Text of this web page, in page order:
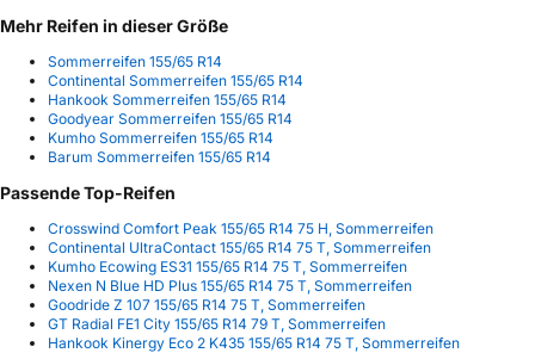
Mehr Reifen in dieser Größe
Sommerreifen 155/65 R14
Continental Sommerreifen 155/65 R14
Hankook Sommerreifen 155/65 R14
Goodyear Sommerreifen 155/65 R14
Kumho Sommerreifen 155/65 R14
Barum Sommerreifen 155/65 R14
Passende Top-Reifen
Crosswind Comfort Peak 155/65 R14 75 H, Sommerreifen
Continental UltraContact 155/65 R14 75 T, Sommerreifen
Kumho Ecowing ES31 155/65 R14 75 T, Sommerreifen
Nexen N Blue HD Plus 155/65 R14 75 T, Sommerreifen
Goodride Z 107 155/65 R14 75 T, Sommerreifen
GT Radial FE1 City 155/65 R14 79 T, Sommerreifen
Hankook Kinergy Eco 2 K435 155/65 R14 75 T, Sommerreifen